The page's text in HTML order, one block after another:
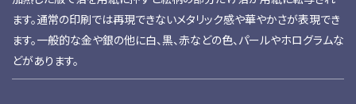
ます。通常の印刷では再現できないメタリック感や華やかさが表現でき
ます。一般的な金や銀の他に白、黒、赤などの色、パールやホログラムな
どがあります。